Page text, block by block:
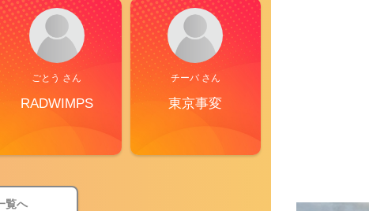
ごとう さん
RADWIMPS
チーバ さん
東京事変
覧へ